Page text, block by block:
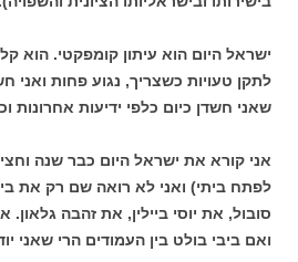
ישראל היום הוא עיתון קומפקטי. הוא
לתקן טעויות כשצריך, נגוע פחות ואני
שאני חשדן כיום כלפי ידיעות אחרונות
אני קורא את ישראל היום כבר שנה
לפתח ביתי) ואני לא רואה שם רק את
סובול, את יוסי ביילין, את זהבה
ואם ביבי בולט בין העמודים הרי שאני